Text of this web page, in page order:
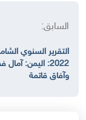
السابق:
التقرير السنوي
2022: اليمن: آمال
وآفاق قاتمة